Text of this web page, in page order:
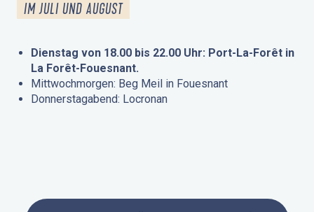
IM JULI UND AUGUST
Dienstag von 18.00 bis 22.00 Uhr: Port-La-Forêt in
La Forêt-Fouesnant.
Mittwochmorgen: Beg Meil in Fouesnant
Donnerstagabend: Locronan